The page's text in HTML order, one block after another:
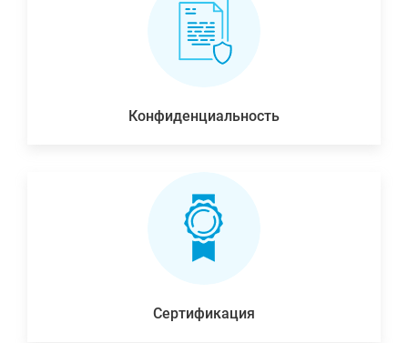
Конфиденциальность
Сертификация